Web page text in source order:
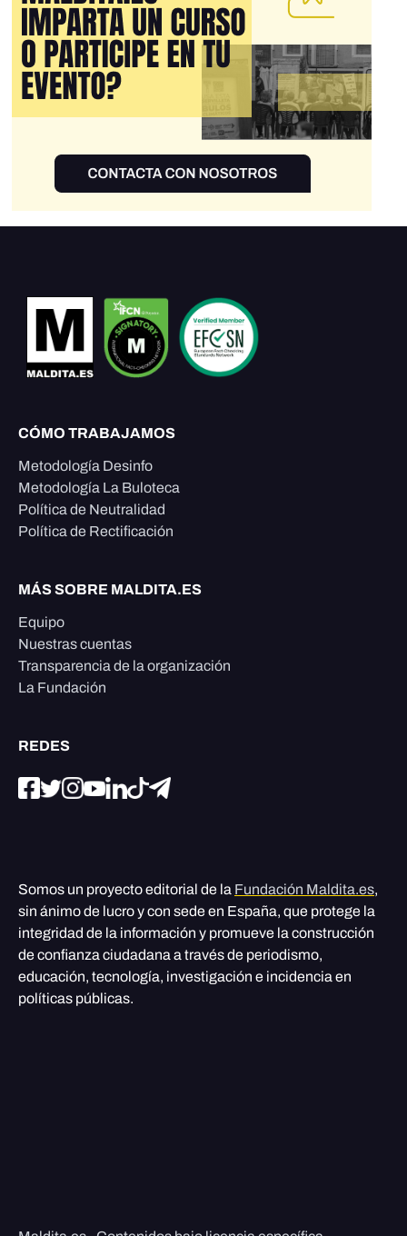
CÓMO TRABAJAMOS
Metodología Desinfo
Metodología La Buloteca
Política de Neutralidad
Política de Rectificación
MÁS SOBRE MALDITA.ES
Equipo
Nuestras cuentas
Transparencia de la organización
La Fundación
REDES
Somos un proyecto editorial de la Fundación Maldita.es,
sin ánimo de lucro y con sede en España, que protege la
integridad de la información y promueve la construcción
de confianza ciudadana a través de periodismo,
educación, tecnología, investigación e incidencia en
políticas públicas.